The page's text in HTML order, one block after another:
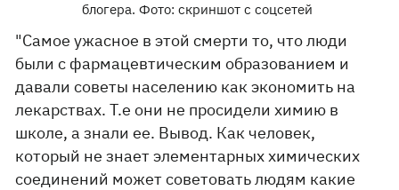
блогера. Фото: скриншот с соцсетей
"Самое ужасное в этой смерти то, что люди
были с фармацевтическим образованием и
давали советы населению как экономить на
лекарствах. Т.е они не просидели химию в
школе, а знали ее. Вывод. Как человек,
который не знает элементарных химических
соединений может советовать людям какие